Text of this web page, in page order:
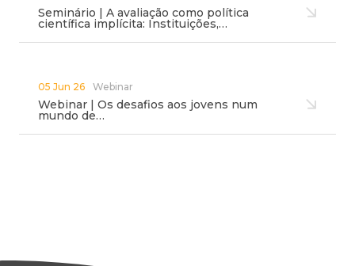
Seminário | A avaliação como política
científica implícita: Instituições,…
05 Jun 26 Webinar
Webinar | Os desafios aos jovens num
mundo de…